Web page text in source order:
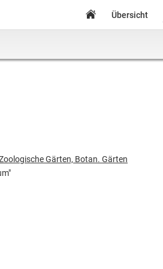
Übersicht
Gärten, Botan. Gärten